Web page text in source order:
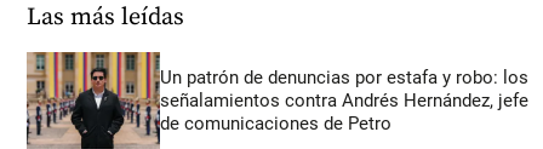
Las más leídas
Un patrón de denuncias por estafa y robo: los
señalamientos contra Andrés Hernández, jefe
de comunicaciones de Petro